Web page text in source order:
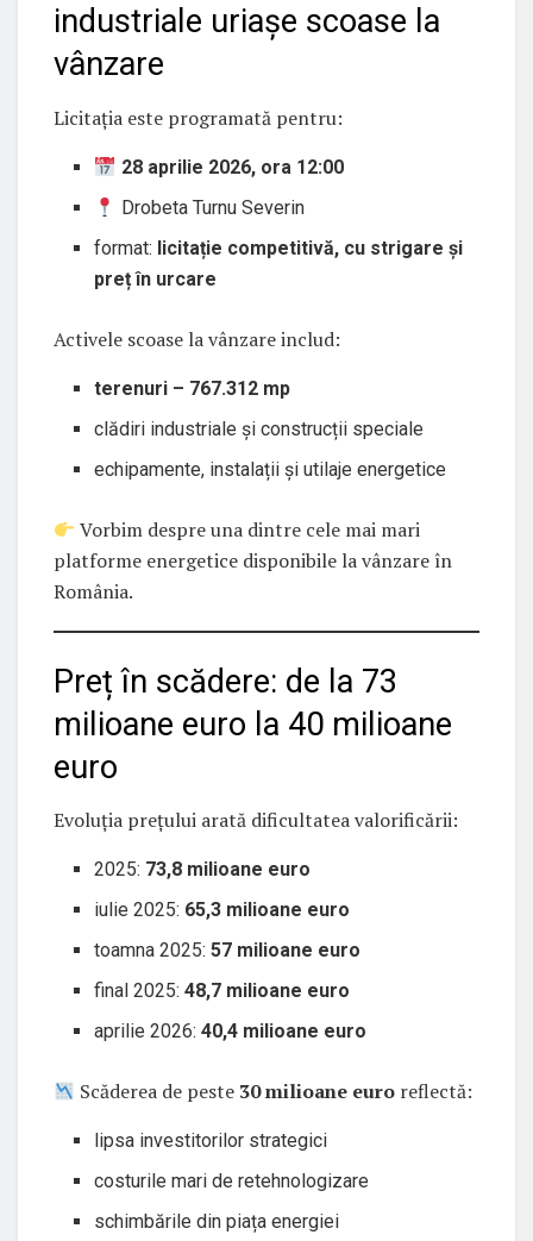
industriale uriașe scoase la
vânzare
Licitația este programată pentru:
28 aprilie 2026, ora 12:00
Drobeta Turnu Severin
format: licitație competitivă, cu strigare și
preț în urcare
Activele scoase la vânzare includ:
terenuri – 767.312 mp
clădiri industriale și construcții speciale
echipamente, instalații și utilaje energetice
Vorbim despre una dintre cele mai mari
platforme energetice disponibile la vânzare în
România.
Preț în scădere: de la 73
milioane euro la 40 milioane
euro
Evoluția prețului arată dificultatea valorificării:
2025: 73,8 milioane euro
iulie 2025: 65,3 milioane euro
toamna 2025:57 milioane euro
final 2025:48,7 milioane euro
aprilie 2026:40,4 milioane euro
Scăderea de peste 30 milioane euro reflectă:
lipsa investitorilor strategici
costurile mari de retehnologizare
schimbările din piața energiei